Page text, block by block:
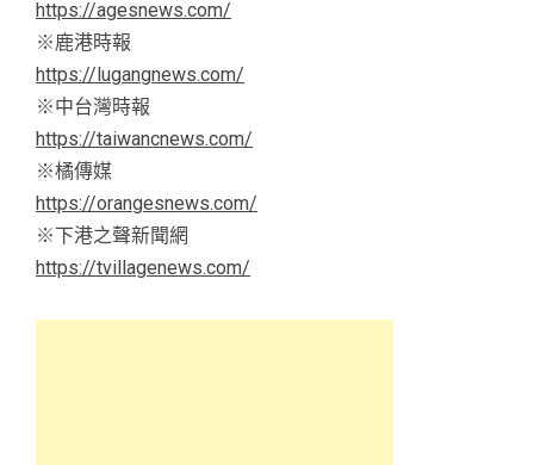
https://agesnews.com/
※鹿港時報
https://lugangnews.com/
※中台灣時報
https://taiwancnews.com/
※橘傳媒
https://orangesnews.com/
※下港之聲新聞網
https://tvillagenews.com/